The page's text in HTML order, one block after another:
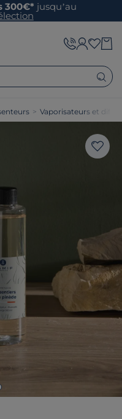
300€* jusqu’au
> Vaporisateurs et